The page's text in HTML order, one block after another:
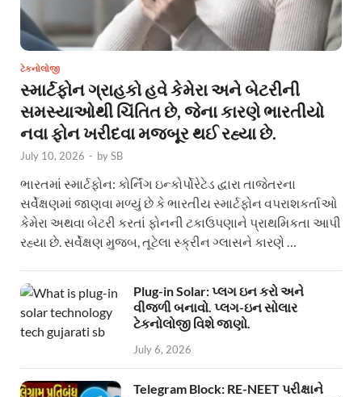
ટેકનોલોજી
સ્માર્ટફોન ગ્રાહકો હવે કેમેરા અને બેટરીની
સમસ્યાઓથી ચિંતિત છે, જેના કારણે ભારતીયો
નવા ફોન ખરીદવા મજબૂર થઈ રહ્યા છે.
July 10, 2026 - bySB
ભારતમાં સ્માર્ટફોન: કોર્નિંગ ઇન્કોર્પોરેટેડ દ્વારા તાજેતરના
સર્વેક્ષણમાં જાણવા મળ્યું છે કે ભારતીય સ્માર્ટફોન વપરાશકર્તાઓ
કેમેરા અથવા બેટરી કરતાં ફોનની ટકાઉપણાને પ્રાથમિકતા આપી
રહ્યા છે. સર્વેક્ષણ મુજબ, તૂટેલા સ્ક્રીન ગ્લાસને કારણે …
Plug-in Solar: પ્લગ ઇન કરો અને
વીજળી બનાવો. પ્લગ-ઇન સોલાર
ટેકનોલોજી વિશે જાણો.
July 6, 2026
Telegram Block: RE-NEET પરીક્ષાને